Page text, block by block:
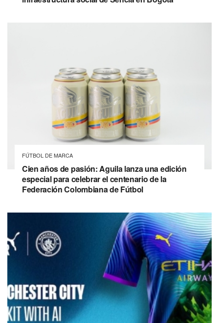
FÚTBOL DE MARCA
Cien años de pasión: Aguila lanza una edición
especial para celebrar el centenario de la
Federación Colombiana de Fútbol